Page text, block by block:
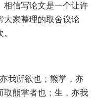
相信写论文是一个让许
大家整理的取舍议论
我所欲也；熊掌，亦
取熊掌者也；生，亦我